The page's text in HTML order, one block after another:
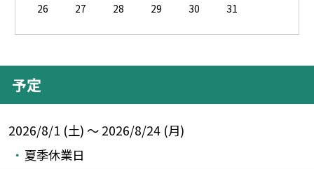
26
27 28 29 30 31
予定
2026/8/1 (土) ～ 2026/8/24 (月)
夏季休業日